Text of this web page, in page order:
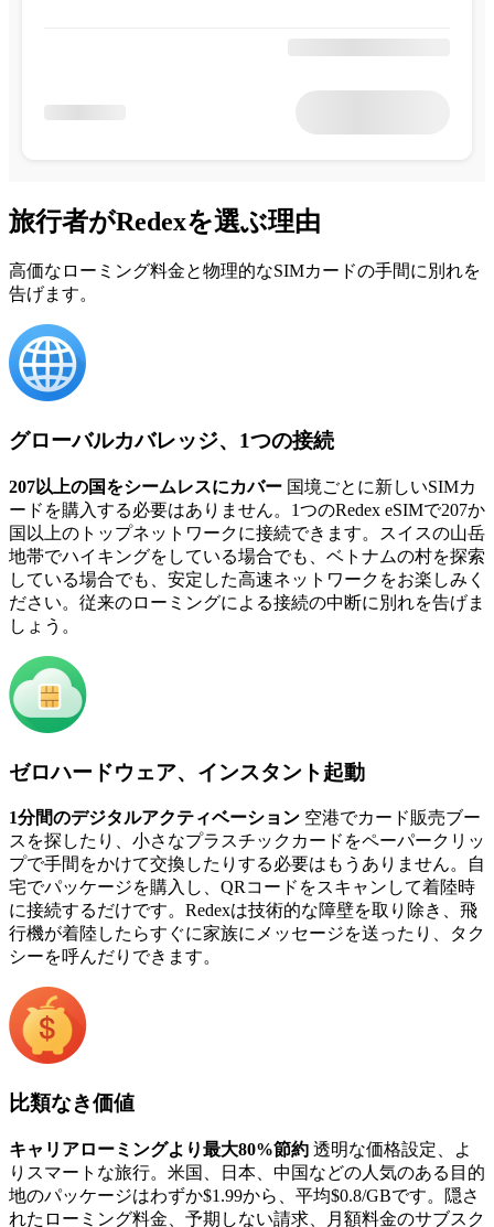
旅行者がRedexを選ぶ理由
高価なローミング料金と物理的なSIMカードの手間に別れを
告げます。
グローバルカバレッジ、1つの接続
207以上の国をシームレスにカバー 国境ごとに新しいSIMカ
ードを購入する必要はありません。1つのRedex eSIMで207か
国以上のトップネットワークに接続できます。スイスの山岳
地帯でハイキングをしている場合でも、ベトナムの村を探索
している場合でも、安定した高速ネットワークをお楽しみく
ださい。従来のローミングによる接続の中断に別れを告げま
しょう。
ゼロハードウェア、インスタント起動
1分間のデジタルアクティベーション 空港でカード販売ブー
スを探したり、小さなプラスチックカードをペーパークリッ
プで手間をかけて交換したりする必要はもうありません。自
宅でパッケージを購入し、QRコードをスキャンして着陸時
に接続するだけです。Redexは技術的な障壁を取り除き、飛
行機が着陸したらすぐに家族にメッセージを送ったり、タク
シーを呼んだりできます。
比類なき価値
キャリアローミングより最大80%節約 透明な価格設定、よ
りスマートな旅行。米国、日本、中国などの人気のある目的
地のパッケージはわずか$1.99から、平均$0.8/GBです。隠さ
れたローミング料金、予期しない請求、月額料金のサブスク